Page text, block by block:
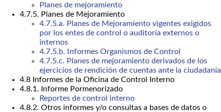
Planes de mejoramiento
4.7.5. Planes de Mejoramiento
4.7.5.a. Planes de Mejoramiento vigentes exigidos
por los entes de control o auditoría externos o
internos
4.7.5.b. Informes Organismos de Control
4.7.5.c. Planes de mejoramiento derivados de los
ejercicios de rendición de cuentas ante la ciudadanía
4.8 Informes de la Oficina de Control Interno
4.8.1. Informe Pormenorizado
Reportes de control interno
4.8.2. Otros informes y/o consultas a bases de datos o